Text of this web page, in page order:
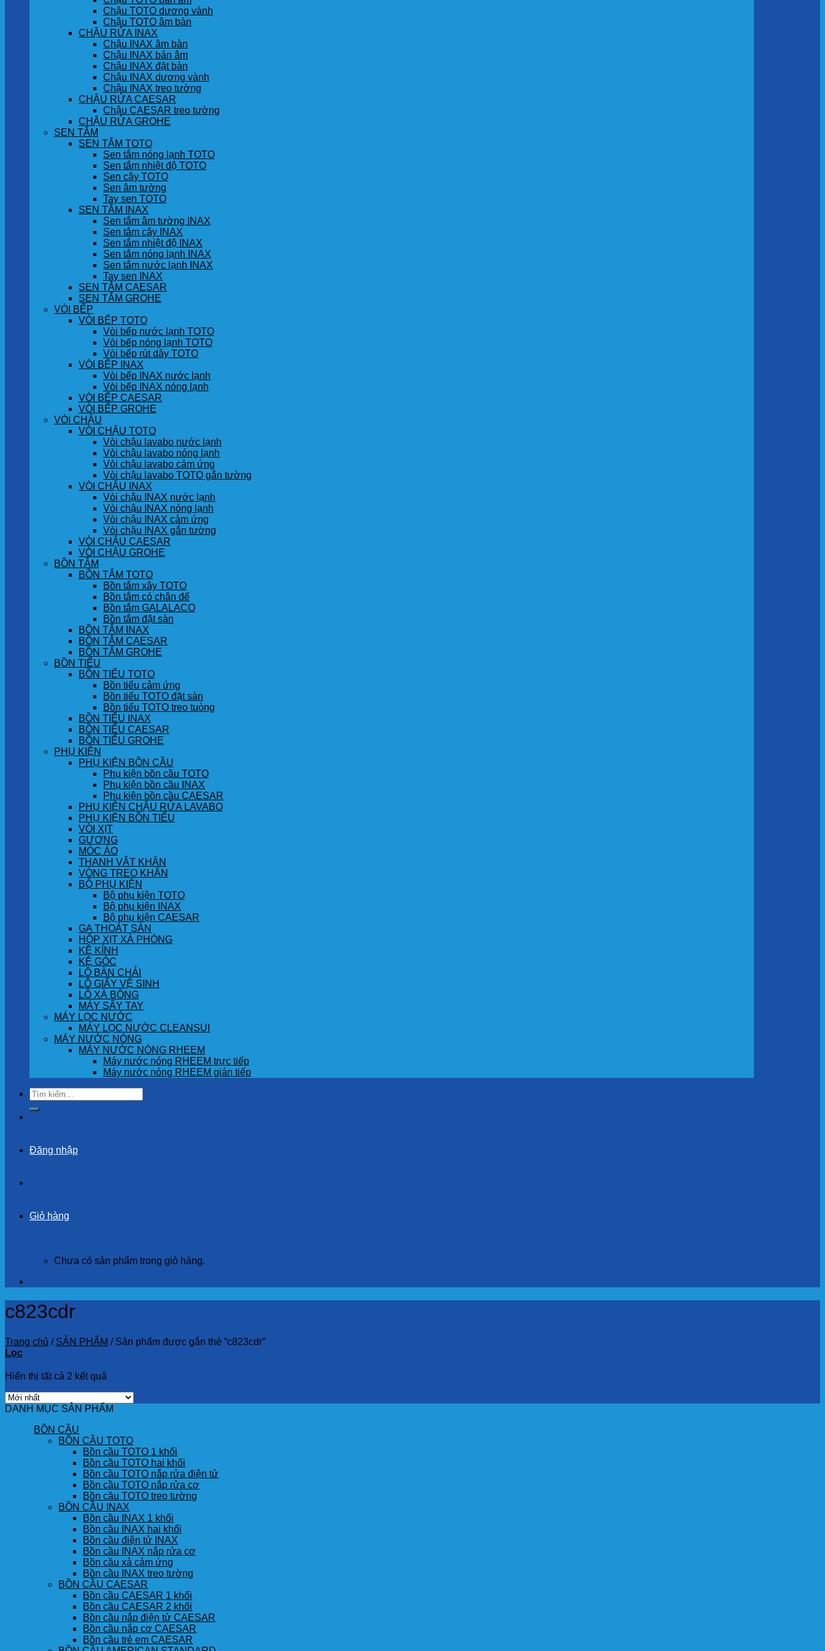
Chậu TOTO dương vành
Chậu TOTO âm bàn
CHẬU RỬA INAX
Chậu INAX âm bàn
Chậu INAX bán âm
Chậu INAX đặt bàn
Chậu INAX dương vành
Chậu INAX treo tường
CHẬU RỬA CAESAR
Chậu CAESAR treo tường
CHẬU RỬA GROHE
SEN TẮM
SEN TẮM TOTO
Sen tắm nóng lạnh TOTO
Sen tắm nhiệt độ TOTO
Sen cây TOTO
Sen âm tường
Tay sen TOTO
SEN TẮM INAX
Sen tắm âm tường INAX
Sen tắm cây INAX
Sen tắm nhiệt độ INAX
Sen tắm nóng lạnh INAX
Sen tắm nước lạnh INAX
Tay sen INAX
SEN TẮM CAESAR
SEN TẮM GROHE
VÒI BẾP
VÒI BẾP TOTO
Vòi bếp nước lạnh TOTO
Vòi bếp nóng lạnh TOTO
Vòi bếp rút dây TOTO
VÒI BẾP INAX
Vòi bếp INAX nước lạnh
Vòi bếp INAX nóng lạnh
VÒI BẾP CAESAR
VÒI BẾP GROHE
VÒI CHẬU
VÒI CHẬU TOTO
Vòi chậu lavabo nước lạnh
Vòi chậu lavabo nóng lạnh
Vòi chậu lavabo cảm ứng
Vòi chậu lavabo TOTO gắn tường
VÒI CHẬU INAX
Vòi chậu INAX nước lạnh
Vòi chậu INAX nóng lạnh
Vòi chậu INAX cảm ứng
Vòi chậu INAX gắn tường
VÒI CHẬU CAESAR
VÒI CHẬU GROHE
BỒN TẮM
BỒN TẮM TOTO
Bồn tắm xây TOTO
Bồn tắm có chân đế
Bồn tắm GALALACO
Bồn tắm đặt sàn
BỒN TẮM INAX
BỒN TẮM CAESAR
BỒN TẮM GROHE
BỒN TIỂU
BỒN TIỂU TOTO
Bồn tiểu cảm ứng
Bồn tiểu TOTO đặt sàn
Bồn tiểu TOTO treo tuòng
BỒN TIỂU INAX
BỒN TIỂU CAESAR
BỒN TIỂU GROHE
PHỤ KIỆN
PHỤ KIỆN BỒN CẦU
Phụ kiện bồn cầu TOTO
Phụ kiện bồn cầu INAX
Phụ kiện bồn cầu CAESAR
PHỤ KIỆN CHẬU RỬA LAVABO
PHỤ KIỆN BỒN TIỂU
VÒI XỊT
GƯƠNG
MÓC ÁO
THANH VẮT KHĂN
VÒNG TREO KHĂN
BỘ PHỤ KIỆN
Bộ phụ kiện TOTO
Bộ phụ kiện INAX
Bộ phụ kiện CAESAR
GA THOÁT SÀN
HỘP XỊT XÀ PHÒNG
KỆ KÍNH
KỆ GÓC
LÔ BÀN CHẢI
LÔ GIẤY VỆ SINH
LÔ XÀ BÔNG
MÁY SẤY TAY
MÁY LỌC NƯỚC
MÁY LỌC NƯỚC CLEANSUI
MÁY NƯỚC NÓNG
MÁY NƯỚC NÓNG RHEEM
Máy nước nóng RHEEM trực tiếp
Máy nước nóng RHEEM gián tiếp
Tìm
kiếm:
Đăng nhập
Giỏ hàng
Chưa có sản phẩm trong giỏ hàng.
c823cdr
Trang chủ / SẢN PHẨM /Sản phẩm được gắn thẻ “c823cdr”
Lọc
Hiển thị tất cả 2 kết quả
DANH MỤC SẢN PHẨM
BỒN CẦU
BỒN CẦU TOTO
Bồn cầu TOTO 1 khối
Bồn cầu TOTO hai khối
Bồn cầu TOTO nắp rửa điện tử
Bồn cầu TOTO nắp rửa cơ
Bồn cầu TOTO treo tường
BỒN CẦU INAX
Bồn cầu INAX 1 khối
Bồn cầu INAX hai khối
Bồn cầu điện tử INAX
Bồn cầu INAX nắp rửa cơ
Bồn cầu xả cảm ứng
Bồn cầu INAX treo tường
BỒN CẦU CAESAR
Bồn cầu CAESAR 1 khối
Bồn cầu CAESAR 2 khối
Bồn cầu nắp điện tử CAESAR
Bồn cầu nắp cơ CAESAR
Bồn cầu trẻ em CAESAR